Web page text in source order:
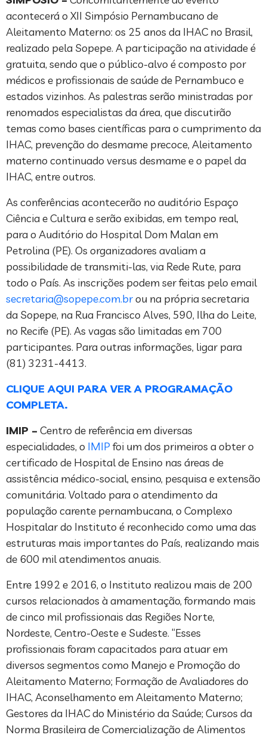
acontecerá o XII Simpósio Pernambucano de
Aleitamento Materno: os 25 anos da IHAC no Brasil,
realizado pela Sopepe. A participação na atividade é
gratuita, sendo que o público-alvo é composto por
médicos e profissionais de saúde de Pernambuco e
estados vizinhos. As palestras serão ministradas por
renomados especialistas da área, que discutirão
temas como bases científicas para o cumprimento da
IHAC, prevenção do desmame precoce, Aleitamento
materno continuado versus desmame e o papel da
IHAC, entre outros.
As conferências acontecerão no auditório Espaço
Ciência e Cultura e serão exibidas, em tempo real,
para o Auditório do Hospital Dom Malan em
Petrolina (PE). Os organizadores avaliam a
possibilidade de transmiti-las, via Rede Rute, para
todo o País. As inscrições podem ser feitas pelo email
secretaria@sopepe.com.brou na própria secretaria
da Sopepe, na Rua Francisco Alves, 590, Ilha do Leite,
no Recife (PE). As vagas são limitadas em 700
participantes. Para outras informações, ligar para
(81) 3231-4413.
CLIQUE AQUI PARA VER A PROGRAMAÇÃO
COMPLETA.
IMIP – Centro de referência em diversas
especialidades, o IMIP foi um dos primeiros a obter o
certificado de Hospital de Ensino nas áreas de
assistência médico-social, ensino, pesquisa e extensão
comunitária. Voltado para o atendimento da
população carente pernambucana, o Complexo
Hospitalar do Instituto é reconhecido como uma das
estruturas mais importantes do País, realizando mais
de 600 mil atendimentos anuais.
Entre 1992 e 2016, o Instituto realizou mais de 200
cursos relacionados à amamentação, formando mais
de cinco mil profissionais das Regiões Norte,
Nordeste, Centro-Oeste e Sudeste. “Esses
profissionais foram capacitados para atuar em
diversos segmentos como Manejo e Promoção do
Aleitamento Materno; Formação de Avaliadores do
IHAC, Aconselhamento em Aleitamento Materno;
Gestores da IHAC do Ministério da Saúde; Cursos da
Norma Brasileira de Comercialização de Alimentos